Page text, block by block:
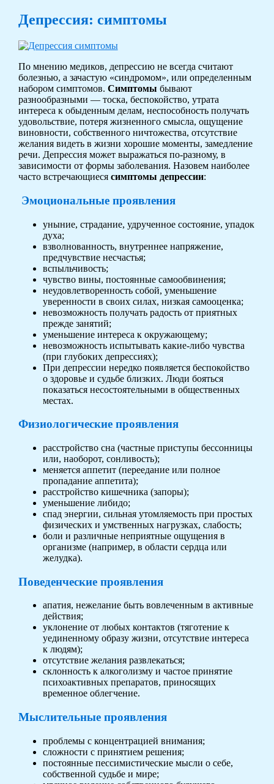
Депрессия: симптомы
По мнению медиков, депрессию не всегда считают
болезнью, а зачастую «синдромом», или определенным
набором симптомов. Симптомы бывают
разнообразными — тоска, беспокойство, утрата
интереса к обыденным делам, неспособность получать
удовольствие, потеря жизненного смысла, ощущение
виновности, собственного ничтожества, отсутствие
желания видеть в жизни хорошие моменты, замедление
речи. Депрессия может выражаться по-разному, в
зависимости от формы заболевания. Назовем наиболее
часто встречающиеся симптомы депрессии:
Эмоциональные проявления
уныние, страдание, удрученное состояние, упадок
духа;
взволнованность, внутреннее напряжение,
предчувствие несчастья;
вспыльчивость;
чувство вины, постоянные самообвинения;
неудовлетворенность собой, уменьшение
уверенности в своих силах, низкая самооценка;
невозможность получать радость от приятных
прежде занятий;
уменьшение интереса к окружающему;
невозможность испытывать какие-либо чувства
(при глубоких депрессиях);
При депрессии нередко появляется беспокойство
о здоровье и судьбе близких. Люди бояться
показаться несостоятельными в общественных
местах.
Физиологические проявления
расстройство сна (частные приступы бессонницы
или, наоборот, сонливость);
меняется аппетит (переедание или полное
пропадание аппетита);
расстройство кишечника (запоры);
уменьшение либидо;
спад энергии, сильная утомляемость при простых
физических и умственных нагрузках, слабость;
боли и различные неприятные ощущения в
организме (например, в области сердца или
желудка).
Поведенческие проявления
апатия, нежелание быть вовлеченным в активные
действия;
уклонение от любых контактов (тяготение к
уединенному образу жизни, отсутствие интереса
к людям);
отсутствие желания развлекаться;
склонность к алкоголизму и частое принятие
психоактивных препаратов, приносящих
временное облегчение.
Мыслительные проявления
проблемы с концентрацией внимания;
сложности с принятием решения;
постоянные пессимистические мысли о себе,
собственной судьбе и мире;